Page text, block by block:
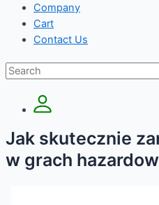
Company
Cart
Contact Us
Jak skutecznie
w grach